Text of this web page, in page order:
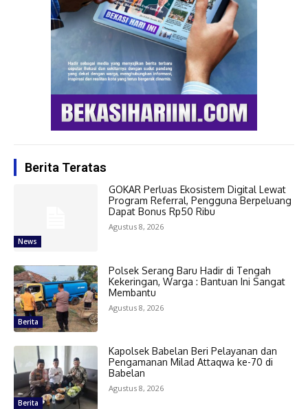
Berita Teratas
News
GOKAR Perluas Ekosistem Digital Lewat
Program Referral, Pengguna Berpeluang
Dapat Bonus Rp50 Ribu
Agustus 8, 2026
Berita
Polsek Serang Baru Hadir di Tengah
Kekeringan, Warga : Bantuan Ini Sangat
Membantu
Agustus 8, 2026
Berita
Kapolsek Babelan Beri Pelayanan dan
Pengamanan Milad Attaqwa ke-70 di
Babelan
Agustus 8, 2026